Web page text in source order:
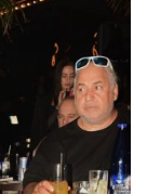
ΠΡΌΣΘΉΚΗ
ΣΤΗΝ ΛΊΣΤΑ
ΕΠΙΘΥΜΙΏΝ